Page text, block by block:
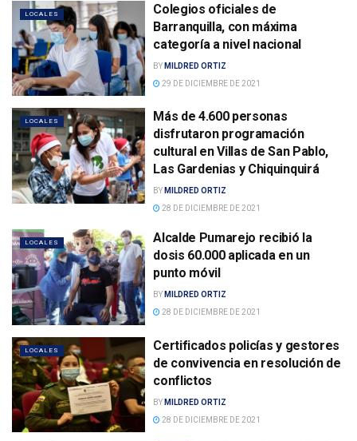
LOCALES
Colegios oficiales de
Barranquilla, con máxima
categoría a nivel nacional
BY MILDRED ORTIZ
29 DE DICIEMBRE DE 2021
LOCALES
Más de 4.600 personas
disfrutaron programación
cultural en Villas de San Pablo,
Las Gardenias y Chiquinquirá
BY MILDRED ORTIZ
28 DE DICIEMBRE DE 2021
LOCALES
Alcalde Pumarejo recibió la
dosis 60.000 aplicada en un
punto móvil
BY MILDRED ORTIZ
28 DE DICIEMBRE DE 2021
LOCALES
Certificados policías y gestores
de convivencia en resolución de
conflictos
BY MILDRED ORTIZ
28 DE DICIEMBRE DE 2021